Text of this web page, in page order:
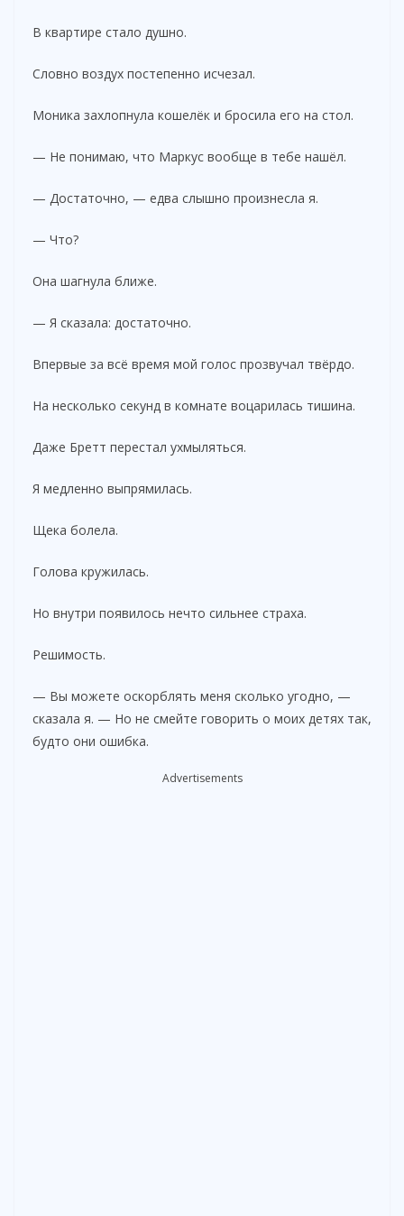
В квартире стало душно.
Словно воздух постепенно исчезал.
Моника захлопнула кошелёк и бросила его на стол.
— Не понимаю, что Маркус вообще в тебе нашёл.
— Достаточно, — едва слышно произнесла я.
— Что?
Она шагнула ближе.
— Я сказала: достаточно.
Впервые за всё время мой голос прозвучал твёрдо.
На несколько секунд в комнате воцарилась тишина.
Даже Бретт перестал ухмыляться.
Я медленно выпрямилась.
Щека болела.
Голова кружилась.
Но внутри появилось нечто сильнее страха.
Решимость.
— Вы можете оскорблять меня сколько угодно, —
сказала я. — Но не смейте говорить о моих детях так,
будто они ошибка.
Advertisements